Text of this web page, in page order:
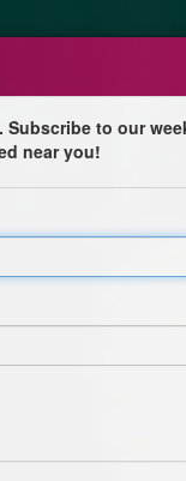
lorsque
sur l’ile de Torcello.
dans la
Anton
traces,
ont possédé de
to our
near you!